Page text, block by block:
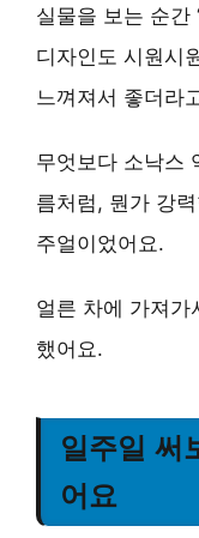
실물을 보는 순간
디자인도 시원시
느껴져서 좋더라
무엇보다 소낙스
름처럼, 뭔가 강
주얼이었어요.
얼른 차에 가져가
했어요.
일주일 써
어요